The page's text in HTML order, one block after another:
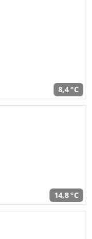
8,4 °C
14,8 °C